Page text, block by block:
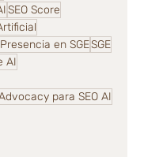
SEO Score
Presencia en SGESGE
AI
para SEO AI